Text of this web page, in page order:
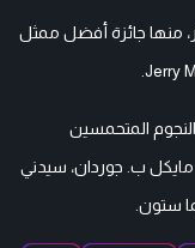
منها جائزة أفضل ممثل
المتحمسين
مايكل ب. جوردان، سيدني
ستون.